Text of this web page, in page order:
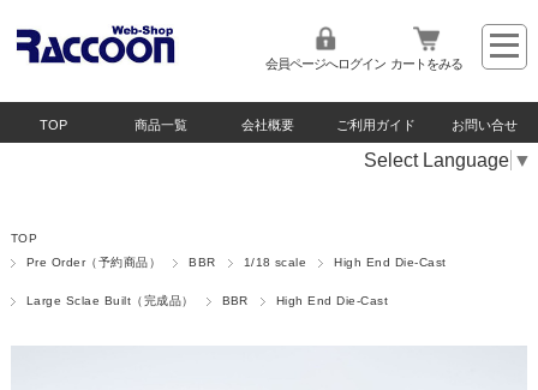
会員ページへログイン カートをみる
TOP 商品一覧 会社概要 ご利用ガイド お問い合せ
Select Language ▼
TOP
Pre Order（予約商品）
BBR 1/18 scale High End Die-Cast
Large Sclae Built（完成品） BBR High End Die-Cast